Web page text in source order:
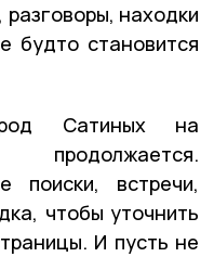
находки
будто становится
Сатиных на
поиски, встречи,
чтобы уточнить
И пусть не